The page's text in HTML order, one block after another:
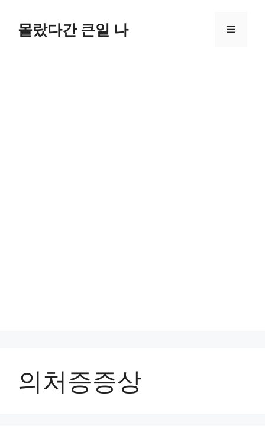
몰랐다간 큰일 나 메
의처증증상